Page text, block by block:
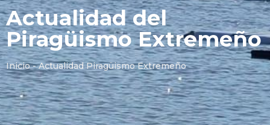
Actualidad del
Piragüismo Extremeño
Inicio - Actualidad Piragüismo Extremeño